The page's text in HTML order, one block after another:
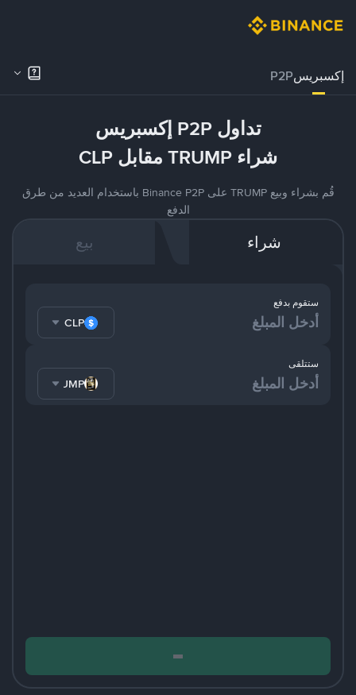
إكسبريسP2P
تداول P2P إكسبريس
شراء TRUMP مقابل CLP
قُم بشراء وبيع TRUMP على Binance P2P باستخدام العديد من طرق
الدفع
شراء بيع
ستقوم بدفع
CLP
ستتلقى
TRUMP